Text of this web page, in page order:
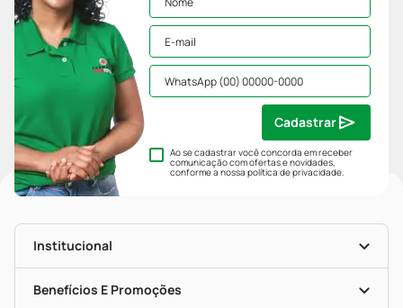
Ao se cadastrar você concorda em receber
comunicação com ofertas e novidades,
conforme a nossapolítica de privacidade.
Cadastrar
Institucional
História
Nossas Lojas
Benefícios E Promoções